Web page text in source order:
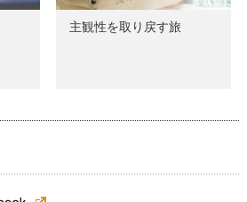
主観性を取り戻す旅